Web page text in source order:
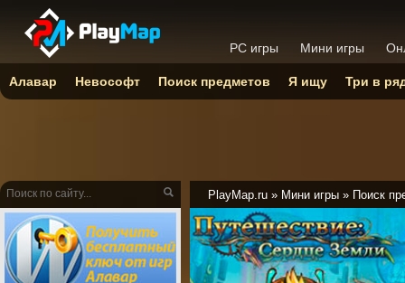
PlayMap.ru » Мини игры » Поиск
PC игры Мини игры
Алавар Невософт Поиск предметов Я ищу Три в